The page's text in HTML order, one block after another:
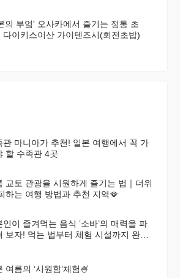
의 부엌' 오사카에서 즐기는 정통 초
이키스이산 가이텐즈시(회전초밥)
관 마니아가 추천! 일본 여행에서 꼭 가
할 수족관 4곳
교토 관광을 시원하게 즐기는 법｜더위
하는 여행 방법과 추천 지역🪭
인이 즐겨먹는 음식 ‘소바’의 매력을 파
보자! 먹는 법부터 체험 시설까지 완벽
일본 여름의 ‘시원함’체험🍧